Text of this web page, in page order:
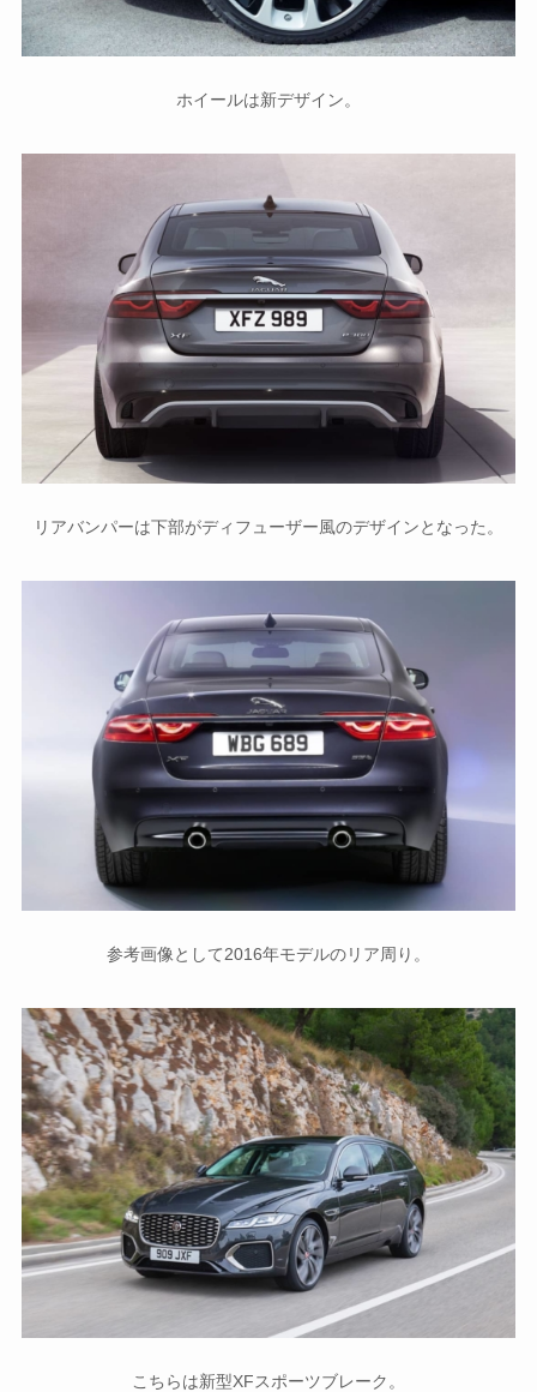
ホイールは新デザイン。
リアバンパーは下部がディフューザー風のデザインとなった。
参考画像として2016年モデルのリア周り。
こちらは新型XFスポーツブレーク。